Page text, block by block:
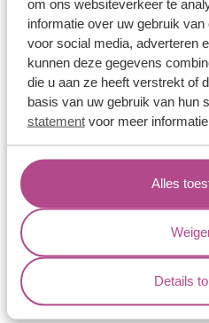
om ons websiteverkeer te
informatie over uw gebruik
voor social media, adverteren
kunnen deze gegevens
die u aan ze heeft verstrekt of
basis van uw gebruik van hun
statementvoor meer
Alles
Details
Over ons
Aller Spanninga
Historie
Certificaten
Jouw voordelen
Conflictvrije Materialen
Oneindig veel mogelijkheden
Kwaliteit
Juweliers & Contact